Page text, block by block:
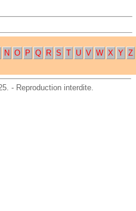
N O P Q R S T U V W X Y Z
- Reproduction interdite.